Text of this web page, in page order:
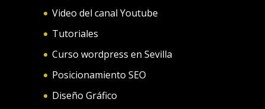
Video del canal Youtube
Tutoriales
Curso wordpress en Sevilla
Posicionamiento SEO
Diseño Gráfico